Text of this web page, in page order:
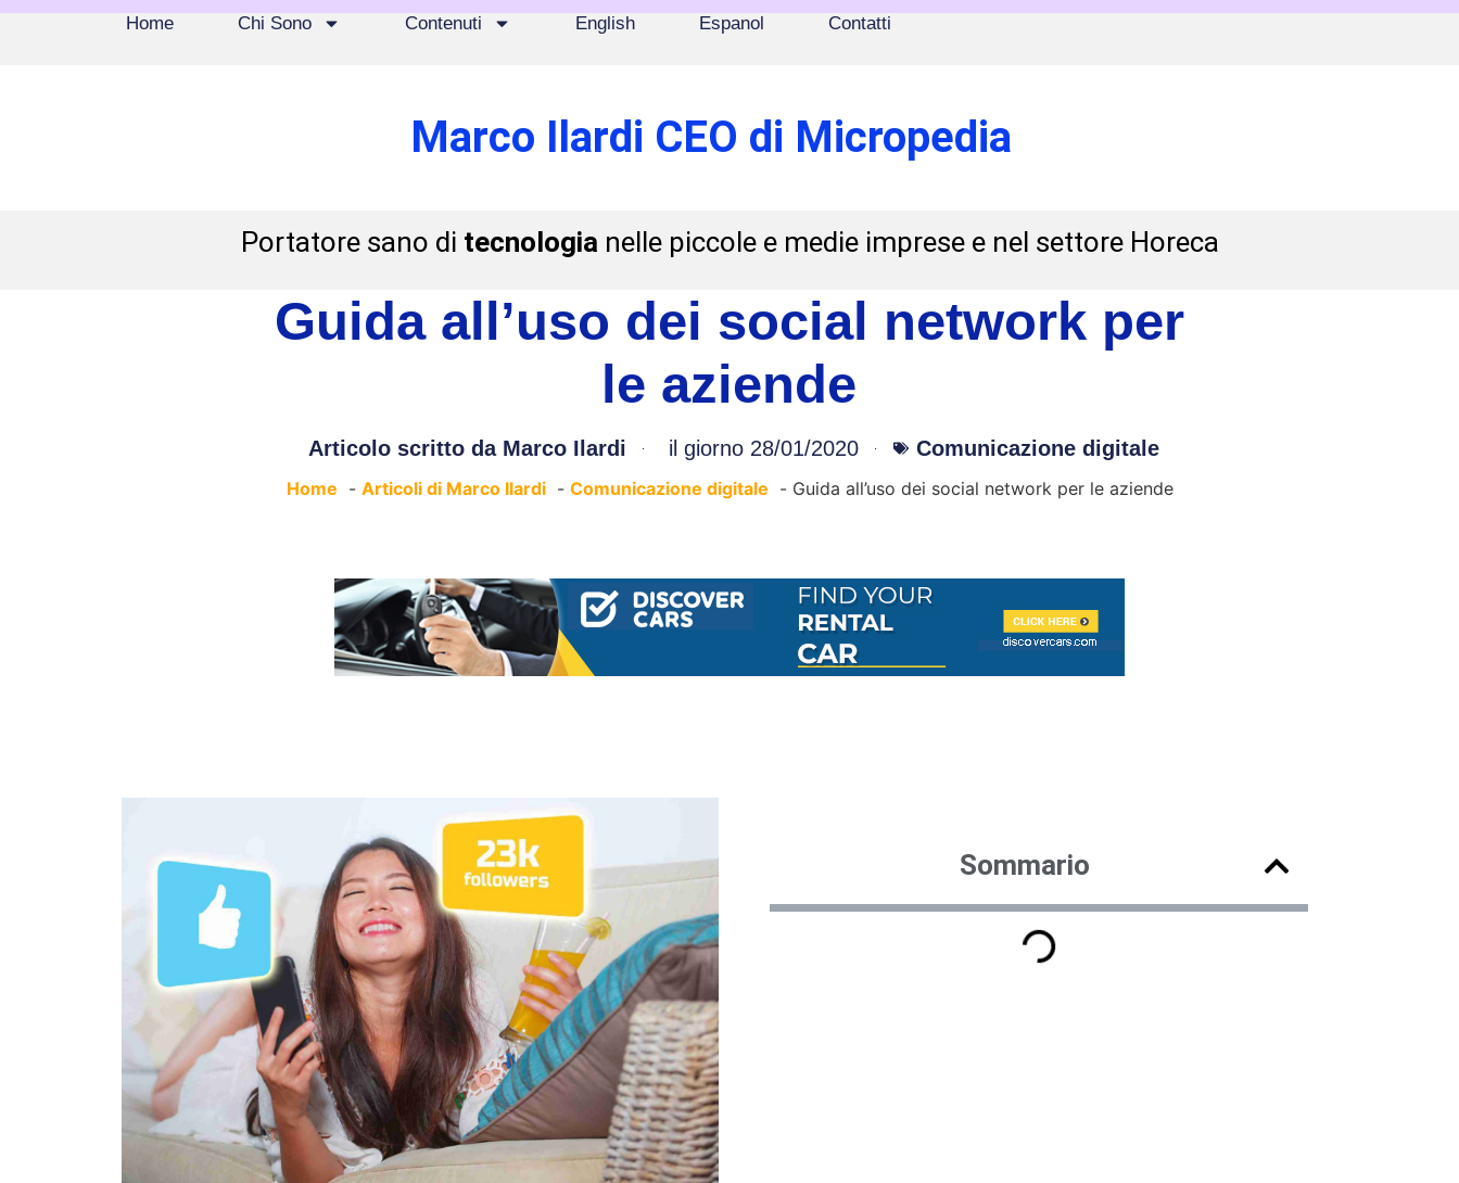
Home Chi Sono Contenuti English Espanol Contatti
Marco Ilardi CEO di Micropedia
Portatore sano di tecnologia nelle piccole e medie imprese e nel settore Horeca
Guida all’uso dei social network per
le aziende
Articolo scritto daMarco Ilardi il giorno 28/01/2020 Comunicazione digitale
Home Articoli di Marco Ilardi Comunicazione digitale Guida all’uso dei social network per le aziende
Sommario